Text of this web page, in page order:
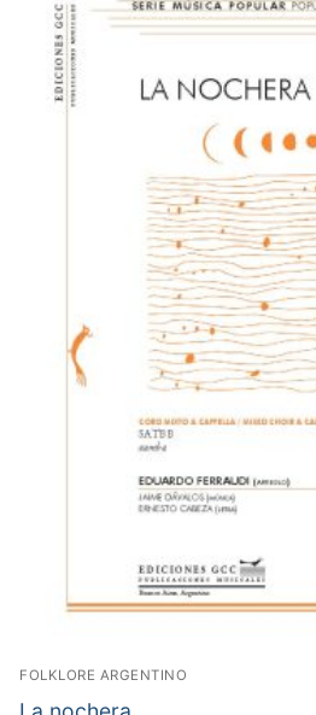
FOLKLORE ARGENTINO